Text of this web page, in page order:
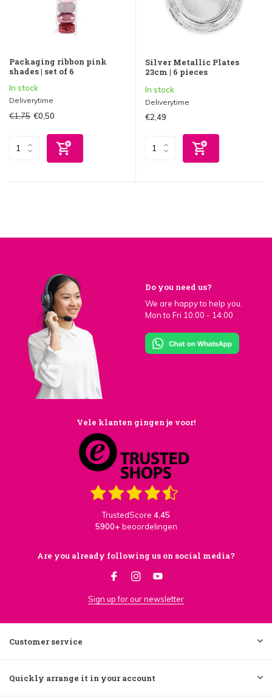
Packaging ribbon pink
shades | set of 6
In stock
Deliverytime
€1,75 €0,50
Silver Metallic Plates
23cm | 6 pieces
In stock
Deliverytime
€2,49
Do you need us?
We are happy to help you.
Mon to Fri 10:00 - 14:00
Vele klanten gingen je voor!
TrustedScore 4,45
5900+ beoordelingen
Are you already following us on social media?
Sign up for our newsletter
Customer service
Quickly arrange it in your account